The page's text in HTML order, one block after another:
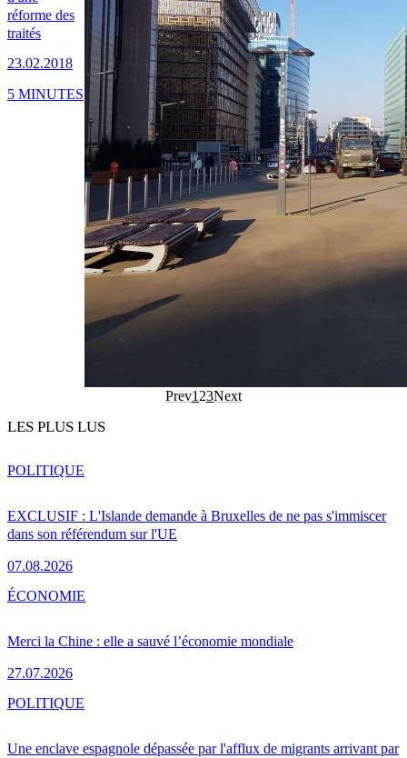
réforme des
traités
23.02.2018
5 MINUTES
Prev1 23Next
LES PLUS LUS
EXCLUSIF : L'Islande demande à Bruxelles de ne pas s'immiscer
dans son référendum sur l'UE
07.08.2026
POLITIQUE
Merci la Chine : elle a sauvé l’économie mondiale
27.07.2026
ÉCONOMIE
Une enclave espagnole dépassée par l'afflux de migrants arrivant par
POLITIQUE